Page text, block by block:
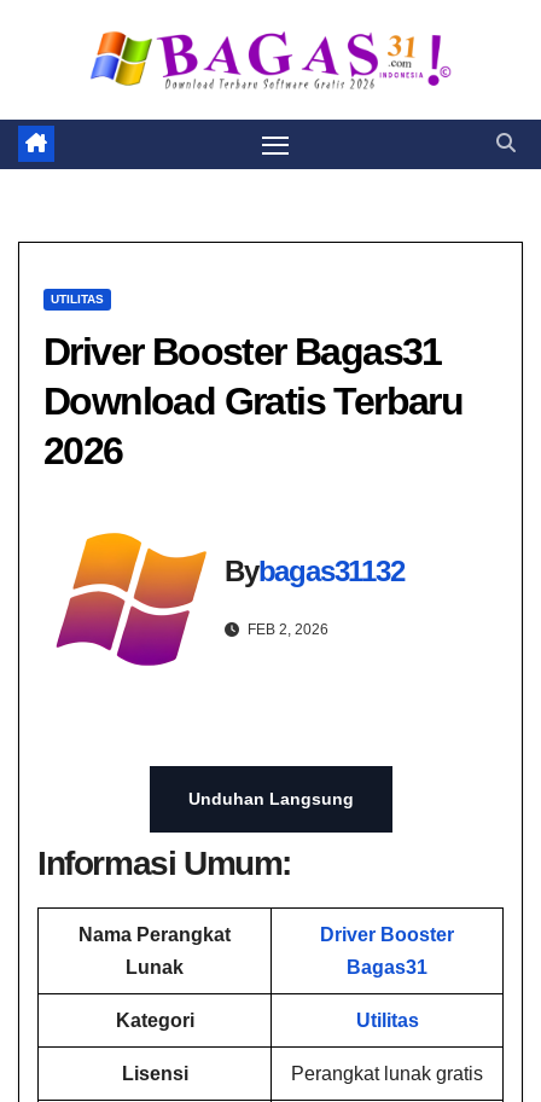
UTILITAS
Driver Booster Bagas31​
Download Gratis Terbaru
2026
Bybagas31132
FEB 2, 2026
Unduhan Langsung
Informasi Umum:
Nama Perangkat
Lunak
Driver Booster
Bagas31
Kategori Utilitas
Lisensi Perangkat lunak gratis